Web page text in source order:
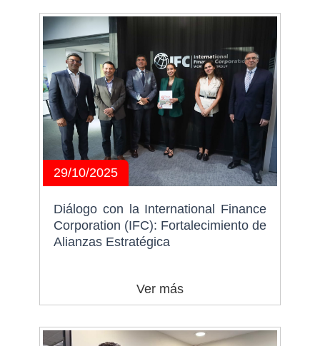
29/10/2025
Diálogo con la International Finance
Corporation (IFC): Fortalecimiento de
Alianzas Estratégica
Ver más